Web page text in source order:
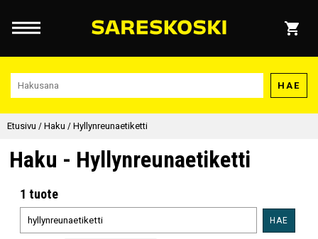
HAE
Etusivu / Haku / Hyllynreunaetiketti
Haku - Hyllynreunaetiketti
1 tuote
HAE